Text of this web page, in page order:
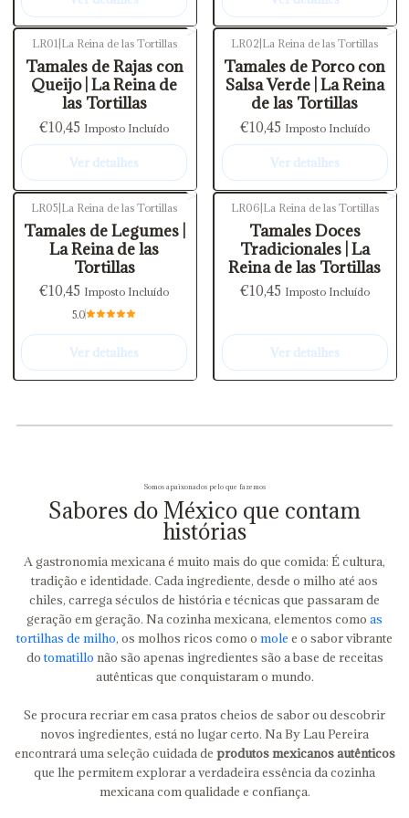
LR01 La Reina de las Tortillas
Tamales de Rajas con
Queijo | La Reina de
las Tortillas
€10,45 Imposto Incluído
Ver detalhes
LR02 La Reina de las Tortillas
Tamales de Porco con
Salsa Verde | La Reina
de las Tortillas
€10,45 Imposto Incluído
Ver detalhes
LR05|La Reina de las Tortillas
Tamales de Legumes |
La Reina de las
Tortillas
€10,45 Imposto Incluído
5.0
Ver detalhes
LR06|La Reina de las Tortillas
Tamales Doces
Tradicionales | La
Reina de las Tortillas
€10,45 Imposto Incluído
Ver detalhes
Somos apaixonados pelo que fazemos
Sabores do México que contam
histórias
A gastronomia mexicana é muito mais do que comida: É cultura,
tradição e identidade. Cada ingrediente, desde o milho até aos
chiles, carrega séculos de história e técnicas que passaram de
geração em geração. Na cozinha mexicana, elementos como as
tortilhas de milho, os molhos ricos como o mole e o sabor vibrante
dotomatillo não são apenas ingredientes são a base de receitas
autênticas que conquistaram o mundo.
Se procura recriar em casa pratos cheios de sabor ou descobrir
novos ingredientes, está no lugar certo. Na By Lau Pereira
encontrará uma seleção cuidada de produtos mexicanos autênticos
que lhe permitem explorar a verdadeira essência da cozinha
mexicana com qualidade e confiança.